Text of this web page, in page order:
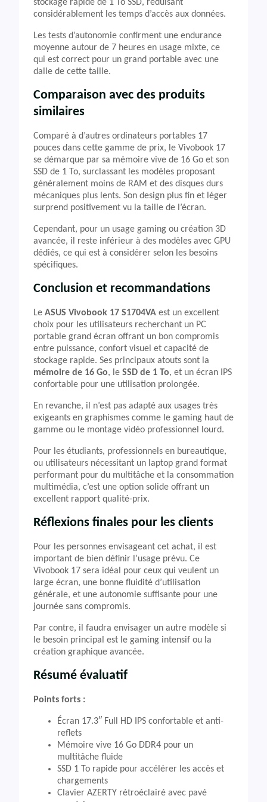
stockage rapide de 1 To SSD, réduisant
considérablement les temps d’accès aux données.
Les tests d’autonomie confirment une endurance
moyenne autour de 7 heures en usage mixte, ce
qui est correct pour un grand portable avec une
dalle de cette taille.
Comparaison avec des produits
similaires
Comparé à d’autres ordinateurs portables 17
pouces dans cette gamme de prix, le Vivobook 17
se démarque par sa mémoire vive de 16 Go et son
SSD de 1 To, surclassant les modèles proposant
généralement moins de RAM et des disques durs
mécaniques plus lents. Son design plus fin et léger
surprend positivement vu la taille de l’écran.
Cependant, pour un usage gaming ou création 3D
avancée, il reste inférieur à des modèles avec GPU
dédiés, ce qui est à considérer selon les besoins
spécifiques.
Conclusion et recommandations
Le ASUS Vivobook 17 S1704VA est un excellent
choix pour les utilisateurs recherchant un PC
portable grand écran offrant un bon compromis
entre puissance, confort visuel et capacité de
stockage rapide. Ses principaux atouts sont la
mémoire de 16 Go, le SSD de 1 To, et un écran IPS
confortable pour une utilisation prolongée.
En revanche, il n’est pas adapté aux usages très
exigeants en graphismes comme le gaming haut de
gamme ou le montage vidéo professionnel lourd.
Pour les étudiants, professionnels en bureautique,
ou utilisateurs nécessitant un laptop grand format
performant pour du multitâche et la consommation
multimédia, c’est une option solide offrant un
excellent rapport qualité-prix.
Réflexions finales pour les clients
Pour les personnes envisageant cet achat, il est
important de bien définir l’usage prévu. Ce
Vivobook 17 sera idéal pour ceux qui veulent un
large écran, une bonne fluidité d’utilisation
générale, et une autonomie suffisante pour une
journée sans compromis.
Par contre, il faudra envisager un autre modèle si
le besoin principal est le gaming intensif ou la
création graphique avancée.
Résumé évaluatif
Points forts :
Écran 17.3″ Full HD IPS confortable et anti-
reflets
Mémoire vive 16 Go DDR4 pour un
multitâche fluide
SSD 1 To rapide pour accélérer les accès et
chargements
Clavier AZERTY rétroéclairé avec pavé